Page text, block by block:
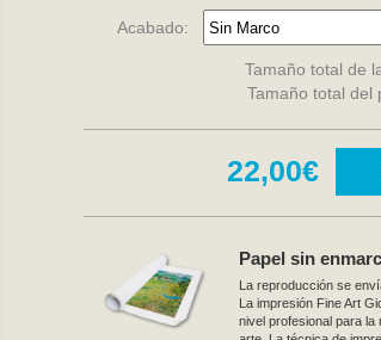
Acabado:
Tamaño total de
Tamaño total del
22,00€
Papel sin
La reproducción se
La impresión Fine Art
nivel profesional para